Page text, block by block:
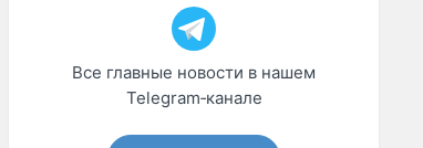
Все главные новости в нашем
Telegram‑канале